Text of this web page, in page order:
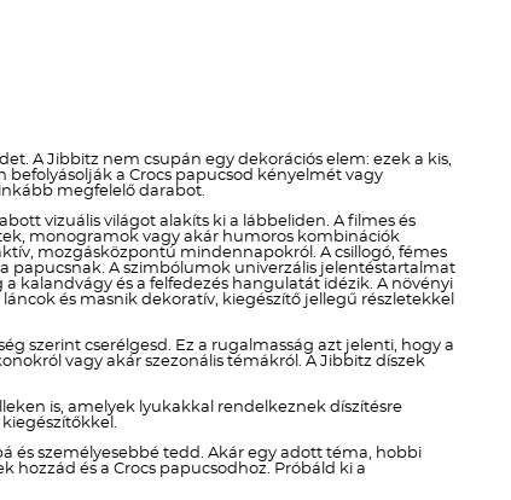
Nyári új termékek előre
A Jibbitz nem csupán egy dekorációs elem: ezek a kis,
a Crocs papucsod kényelmét vagy
megfelelő darabot.
vizuális világot alakíts ki a lábbeliden. A filmes és
monogramok vagy akár humoros kombinációk
mozgásközpontú mindennapokról. A csillogó, fémes
papucsnak. A szimbólumok univerzális jelentéstartalmat
kalandvágy és a felfedezés hangulatát idézik. A növényi
és masnik dekoratív, kiegészítő jellegű részletekkel
szerint cserélgesd. Ez a rugalmasság azt jelenti, hogy a
vagy akár szezonális témákról. A Jibbitz díszek
is, amelyek lyukakkal rendelkeznek díszítésre
és személyesebbé tedd. Akár egy adott téma, hobbi
és a Crocs papucsodhoz. Próbáld ki a